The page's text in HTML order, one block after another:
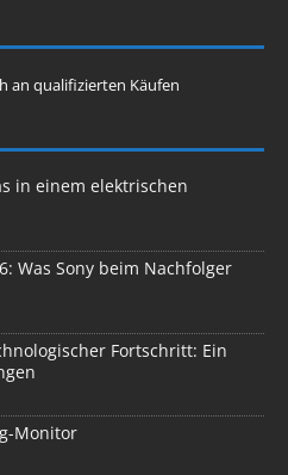
an qualifizierten Käufen
in einem elektrischen
Was Sony beim Nachfolger
Fortschritt: Ein
Monitor